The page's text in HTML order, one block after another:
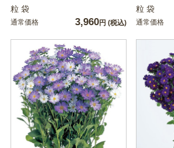
粒 袋
通常価格 3,960円 (税込)
粒 袋
通常価格